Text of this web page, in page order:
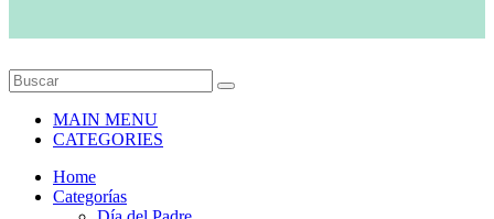
MAIN MENU
CATEGORIES
Home
Categorías